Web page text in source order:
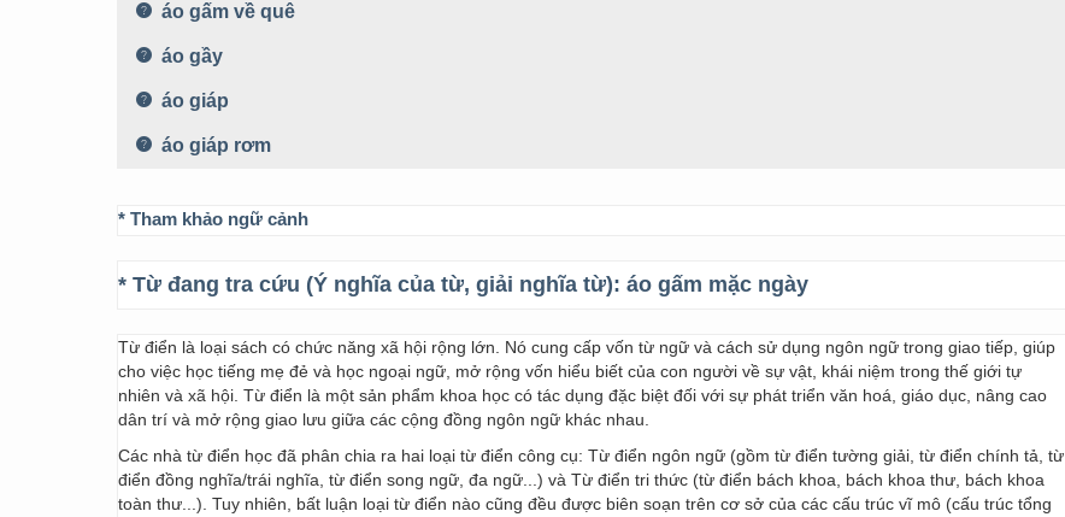
áo gấm về quê
áo gầy
áo giáp
áo giáp rơm
* Tham khảo ngữ cảnh
* Từ đang tra cứu (Ý nghĩa của từ, giải nghĩa từ): áo gấm mặc ngày
Từ điển là loại sách có chức năng xã hội rộng lớn. Nó cung cấp vốn từ ngữ và cách sử dụng ngôn ngữ trong giao tiếp, giúp
cho việc học tiếng mẹ đẻ và học ngoại ngữ, mở rộng vốn hiểu biết của con người về sự vật, khái niệm trong thế giới tự
nhiên và xã hội. Từ điển là một sản phẩm khoa học có tác dụng đặc biệt đối với sự phát triển văn hoá, giáo dục, nâng cao
dân trí và mở rộng giao lưu giữa các cộng đồng ngôn ngữ khác nhau.
Các nhà từ điển học đã phân chia ra hai loại từ điển công cụ: Từ điển ngôn ngữ (gồm từ điển tường giải, từ điển chính tả, từ
điển đồng nghĩa/trái nghĩa, từ điển song ngữ, đa ngữ...) và Từ điển tri thức (từ điển bách khoa, bách khoa thư, bách khoa
toàn thư...). Tuy nhiên, bất luận loại từ điển nào cũng đều được biên soạn trên cơ sở của các cấu trúc vĩ mô (cấu trúc tổng